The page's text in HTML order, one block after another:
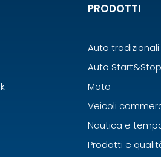
PRODOTTI
Auto tradizionali
Auto Start&Stop
Moto
Veicoli
Nautica e
Prodotti e